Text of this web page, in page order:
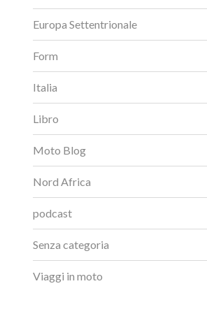
Europa Settentrionale
Form
Italia
Libro
Moto Blog
Nord Africa
podcast
Senza categoria
Viaggi in moto